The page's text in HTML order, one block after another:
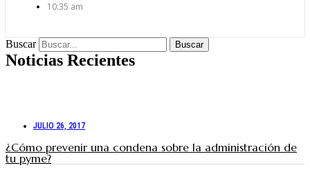
10:35 am
Buscar Buscar
Noticias Recientes
JULIO 26, 2017
¿Cómo prevenir una condena sobre la administración de
tu pyme?